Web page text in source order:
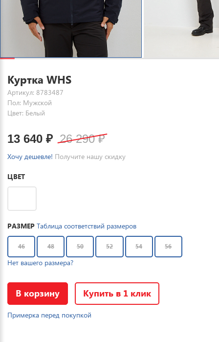
Куртка WHS
Артикул: 8783487
Пол: Мужской
Цвет: Белый
13 640 ₽ 26 290₽
Хочу дешевле! Получите нашу скидку
ЦВЕТ
РАЗМЕР Таблица соответствий размеров
46 48 50 52 54 56
Нет вашего размера?
В корзину Купить в 1 клик
Примерка перед покупкой